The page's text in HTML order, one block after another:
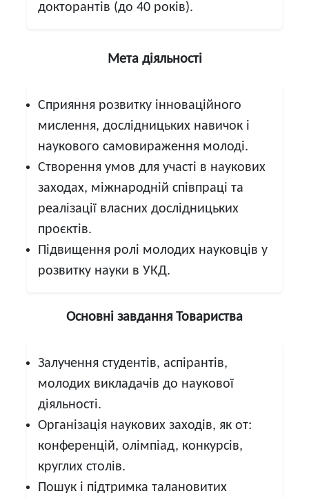
докторантів (до 40 років).
Мета діяльності
Сприяння розвитку інноваційного
мислення, дослідницьких навичок і
наукового самовираження молоді.
Створення умов для участі в наукових
заходах, міжнародній співпраці та
реалізації власних дослідницьких
проєктів.
Підвищення ролі молодих науковців у
розвитку науки в УКД.
Основні завдання Товариства
Залучення студентів, аспірантів,
молодих викладачів до наукової
діяльності.
Організація наукових заходів, як от:
конференцій, олімпіад, конкурсів,
круглих столів.
Пошук і підтримка талановитих